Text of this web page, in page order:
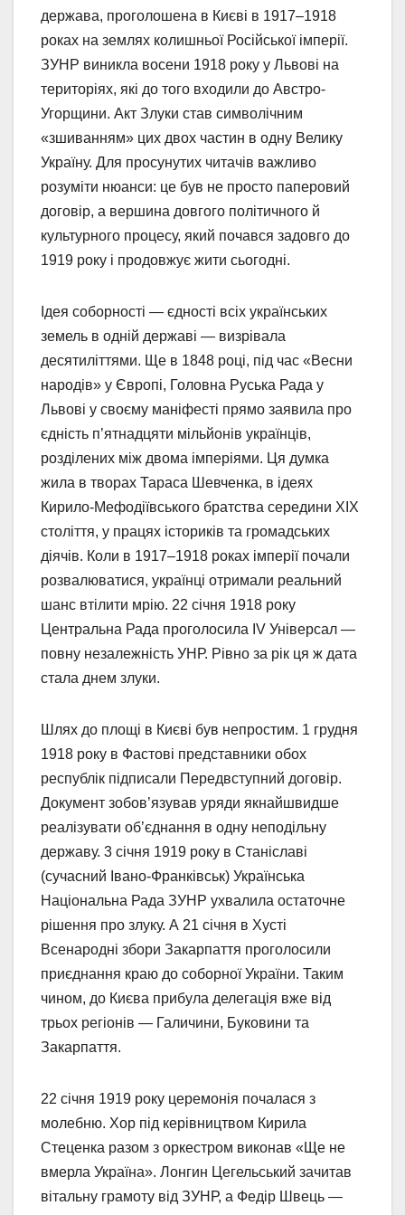
держава, проголошена в Києві в 1917–1918
роках на землях колишньої Російської імперії.
ЗУНР виникла восени 1918 року у Львові на
територіях, які до того входили до Австро-
Угорщини. Акт Злуки став символічним
«зшиванням» цих двох частин в одну Велику
Україну. Для просунутих читачів важливо
розуміти нюанси: це був не просто паперовий
договір, а вершина довгого політичного й
культурного процесу, який почався задовго до
1919 року і продовжує жити сьогодні.
Ідея соборності — єдності всіх українських
земель в одній державі — визрівала
десятиліттями. Ще в 1848 році, під час «Весни
народів» у Європі, Головна Руська Рада у
Львові у своєму маніфесті прямо заявила про
єдність п’ятнадцяти мільйонів українців,
розділених між двома імперіями. Ця думка
жила в творах Тараса Шевченка, в ідеях
Кирило-Мефодіївського братства середини XIX
століття, у працях істориків та громадських
діячів. Коли в 1917–1918 роках імперії почали
розвалюватися, українці отримали реальний
шанс втілити мрію. 22 січня 1918 року
Центральна Рада проголосила IV Універсал —
повну незалежність УНР. Рівно за рік ця ж дата
стала днем злуки.
Шлях до площі в Києві був непростим. 1 грудня
1918 року в Фастові представники обох
республік підписали Передвступний договір.
Документ зобов’язував уряди якнайшвидше
реалізувати об’єднання в одну неподільну
державу. 3 січня 1919 року в Станіславі
(сучасний Івано-Франківськ) Українська
Національна Рада ЗУНР ухвалила остаточне
рішення про злуку. А 21 січня в Хусті
Всенародні збори Закарпаття проголосили
приєднання краю до соборної України. Таким
чином, до Києва прибула делегація вже від
трьох регіонів — Галичини, Буковини та
Закарпаття.
22 січня 1919 року церемонія почалася з
молебню. Хор під керівництвом Кирила
Стеценка разом з оркестром виконав «Ще не
вмерла Україна». Лонгин Цегельський зачитав
вітальну грамоту від ЗУНР, а Федір Швець —